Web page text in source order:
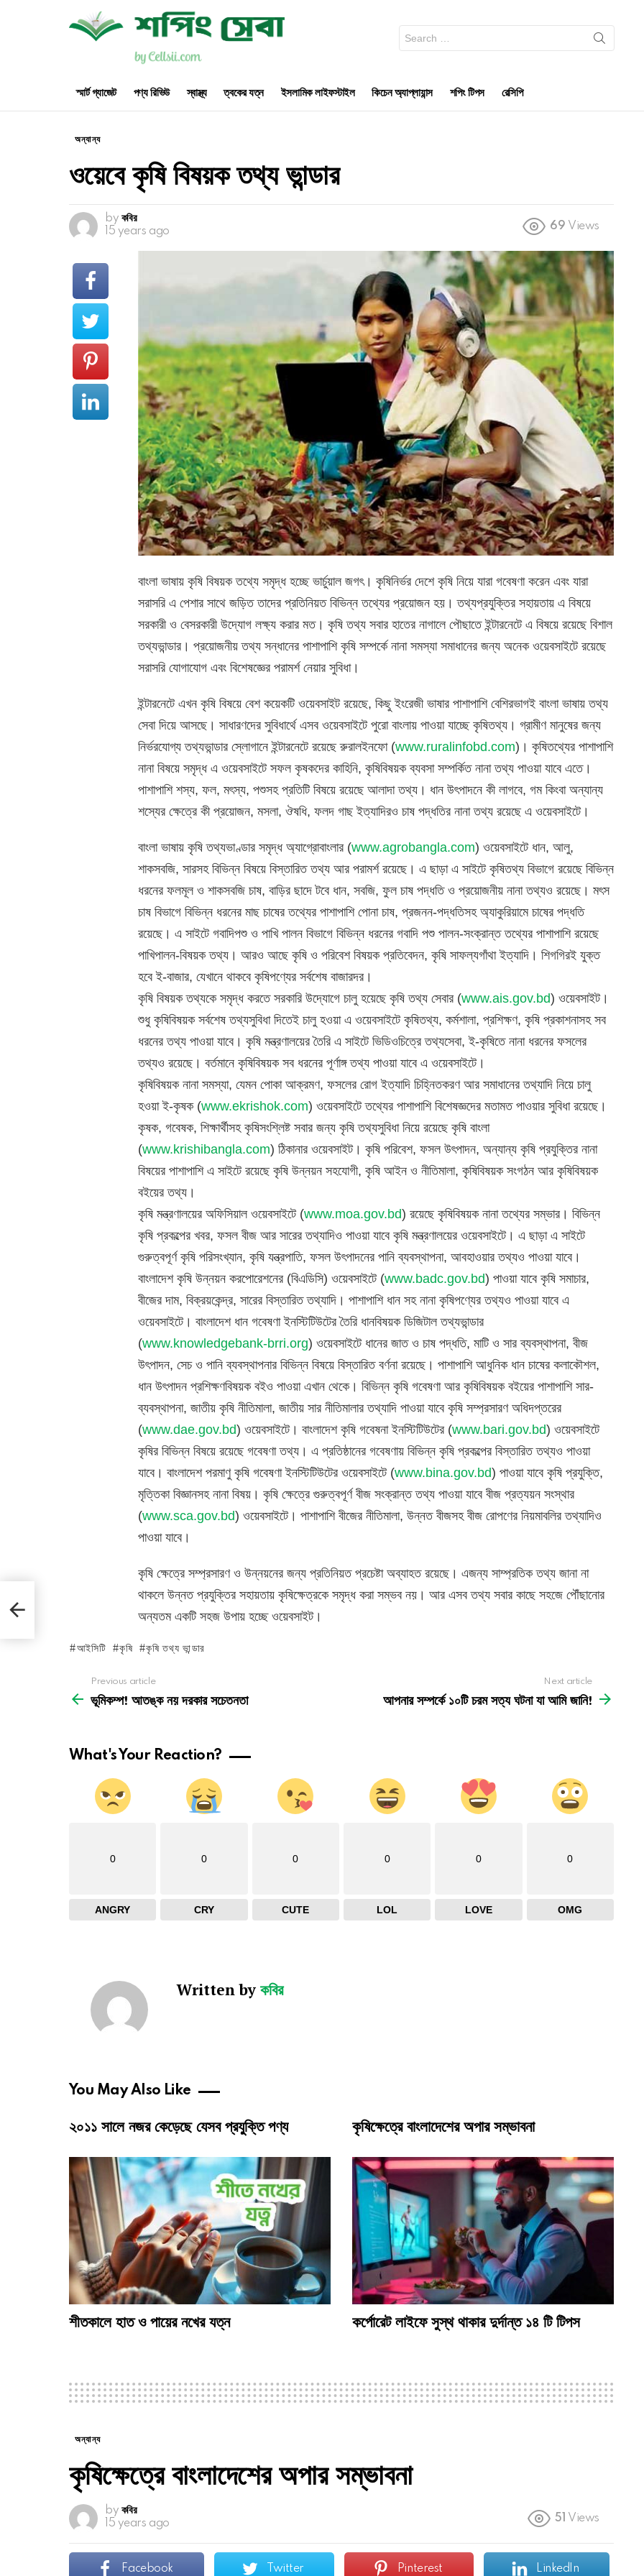
for:
স্মার্ট গ্যাজেট পণ্য রিভিউ স্বাস্থ্য ত্বকের যত্ন ইসলামিক লাইফস্টাইল কিচেন অ্যাপ্লায়ান্স শপিং টিপস রেসিপি
অন্যান্য
ওয়েবে কৃষি বিষয়ক তথ্য ভান্ডার
by কবির
15 years ago
69 Views
বাংলা ভাষায় কৃষি বিষয়ক তথ্যে সমৃদ্ধ হচ্ছে ভার্চুয়াল জগৎ। কৃষিনির্ভর দেশে কৃষি নিয়ে যারা গবেষণা করেন এবং যারা
সরাসরি এ পেশার সাথে জড়িত তাদের প্রতিনিয়ত বিভিন্ন তথ্যের প্রয়োজন হয়। তথ্যপ্রযুক্তির সহায়তায় এ বিষয়ে
সরকারী ও বেসরকারী উদ্যোগ লক্ষ্য করার মত। কৃষি তথ্য সবার হাতের নাগালে পৌছাতে ইন্টারনেটে এ বিষয়ে রয়েছে বিশাল
তথ্যভান্ডার। প্রয়োজনীয় তথ্য সন্ধানের পাশাপাশি কৃষি সম্পর্কে নানা সমস্যা সমাধানের জন্য অনেক ওয়েবসাইটে রয়েছে
সরাসরি যোগাযোগ এবং বিশেষজ্ঞের পরামর্শ নেয়ার সুবিধা।
ইন্টারনেটে এখন কৃষি বিষয়ে বেশ কয়েকটি ওয়েবসাইট রয়েছে, কিছু ইংরেজী ভাষার পাশাপাশি বেশিরভাগই বাংলা ভাষায় তথ্য
সেবা দিয়ে আসছে। সাধারণদের সুবিধার্থে এসব ওয়েবসাইটে পুরো বাংলায় পাওয়া যাচ্ছে কৃষিতথ্য। গ্রামীণ মানুষের জন্য
নির্ভরযোগ্য তথ্যভান্ডার স্লোগানে ইন্টারনেটে রয়েছে রুরালইনফো (www.ruralinfobd.com)। কৃষিতথ্যের পাশাপাশি
নানা বিষয়ে সমৃদ্ধ এ ওয়েবসাইটে সফল কৃষকদের কাহিনি, কৃষিবিষয়ক ব্যবসা সম্পর্কিত নানা তথ্য পাওয়া যাবে এতে।
পাশাপাশি শস্য, ফল, মৎস্য, পশুসহ প্রতিটি বিষয়ে রয়েছে আলাদা তথ্য। ধান উৎপাদনে কী লাগবে, গম কিংবা অন্যান্য
শস্যের ক্ষেত্রে কী প্রয়োজন, মসলা, ঔষধি, ফলদ গাছ ইত্যাদিরও চাষ পদ্ধতির নানা তথ্য রয়েছে এ ওয়েবসাইটে।
বাংলা ভাষায় কৃষি তথ্যভাণ্ডার সমৃদ্ধ অ্যাগ্রোবাংলার (www.agrobangla.com) ওয়েবসাইটে ধান, আলু,
শাকসবজি, সারসহ বিভিন্ন বিষয়ে বিস্তারিত তথ্য আর পরামর্শ রয়েছে। এ ছাড়া এ সাইটে কৃষিতথ্য বিভাগে রয়েছে বিভিন্ন
ধরনের ফলমূল ও শাকসবজি চাষ, বাড়ির ছাদে টবে ধান, সবজি, ফুল চাষ পদ্ধতি ও প্রয়োজনীয় নানা তথ্যও রয়েছে। মৎস
চাষ বিভাগে বিভিন্ন ধরনের মাছ চাষের তথ্যের পাশাপাশি পোনা চাষ, প্রজনন-পদ্ধতিসহ অ্যাকুরিয়ামে চাষের পদ্ধতি
রয়েছে। এ সাইটে গবাদিপশু ও পাখি পালন বিভাগে বিভিন্ন ধরনের গবাদি পশু পালন-সংক্রান্ত তথ্যের পাশাপাশি রয়েছে
পাখিপালন-বিষয়ক তথ্য। আরও আছে কৃষি ও পরিবেশ বিষয়ক প্রতিবেদন, কৃষি সাফল্যগাঁথা ইত্যাদি। শিগগিরই যুক্ত
হবে ই-বাজার, যেখানে থাকবে কৃষিপণ্যের সর্বশেষ বাজারদর।
কৃষি বিষয়ক তথ্যকে সমৃদ্ধ করতে সরকারি উদ্যোগে চালু হয়েছে কৃষি তথ্য সেবার (www.ais.gov.bd) ওয়েবসাইট।
শুধু কৃষিবিষয়ক সর্বশেষ তথ্যসুবিধা দিতেই চালু হওয়া এ ওয়েবসাইটে কৃষিতথ্য, কর্মশালা, প্রশিক্ষণ, কৃষি প্রকাশনাসহ সব
ধরনের তথ্য পাওয়া যাবে। কৃষি মন্ত্রণালয়ের তৈরি এ সাইটে ভিডিওচিত্রে তথ্যসেবা, ই-কৃষিতে নানা ধরনের ফসলের
তথ্যও রয়েছে। বর্তমানে কৃষিবিষয়ক সব ধরনের পূর্ণাঙ্গ তথ্য পাওয়া যাবে এ ওয়েবসাইটে।
কৃষিবিষয়ক নানা সমস্যা, যেমন পোকা আক্রমণ, ফসলের রোগ ইত্যাদি চিহ্নিতকরণ আর সমাধানের তথ্যাদি নিয়ে চালু
হওয়া ই-কৃষক (www.ekrishok.com) ওয়েবসাইটে তথ্যের পাশাপাশি বিশেষজ্ঞদের মতামত পাওয়ার সুবিধা রয়েছে।
কৃষক, গবেষক, শিক্ষার্থীসহ কৃষিসংশ্লিষ্ট সবার জন্য কৃষি তথ্যসুবিধা নিয়ে রয়েছে কৃষি বাংলা
(www.krishibangla.com) ঠিকানার ওয়েবসাইট। কৃষি পরিবেশ, ফসল উৎপাদন, অন্যান্য কৃষি প্রযুক্তির নানা
বিষয়ের পাশাপাশি এ সাইটে রয়েছে কৃষি উন্নয়ন সহযোগী, কৃষি আইন ও নীতিমালা, কৃষিবিষয়ক সংগঠন আর কৃষিবিষয়ক
বইয়ের তথ্য।
কৃষি মন্ত্রণালয়ের অফিসিয়াল ওয়েবসাইটে (www.moa.gov.bd) রয়েছে কৃষিবিষয়ক নানা তথ্যের সম্ভার। বিভিন্ন
কৃষি প্রকল্পের খবর, ফসল বীজ আর সারের তথ্যাদিও পাওয়া যাবে কৃষি মন্ত্রণালয়ের ওয়েবসাইটে। এ ছাড়া এ সাইটে
গুরুত্বপূর্ণ কৃষি পরিসংখ্যান, কৃষি যন্ত্রপাতি, ফসল উৎপাদনের পানি ব্যবস্থাপনা, আবহাওয়ার তথ্যও পাওয়া যাবে।
বাংলাদেশ কৃষি উন্নয়ন করপোরেশনের (বিএডিসি) ওয়েবসাইটে (www.badc.gov.bd) পাওয়া যাবে কৃষি সমাচার,
বীজের দাম, বিক্রয়কেন্দ্র, সারের বিস্তারিত তথ্যাদি। পাশাপাশি ধান সহ নানা কৃষিপণ্যের তথ্যও পাওয়া যাবে এ
ওয়েবসাইটে। বাংলাদেশ ধান গবেষণা ইনস্টিটিউটের তৈরি ধানবিষয়ক ডিজিটাল তথ্যভান্ডার
(www.knowledgebank-brri.org) ওয়েবসাইটে ধানের জাত ও চাষ পদ্ধতি, মাটি ও সার ব্যবস্থাপনা, বীজ
উৎপাদন, সেচ ও পানি ব্যবস্থাপনার বিভিন্ন বিষয়ে বিস্তারিত বর্ণনা রয়েছে। পাশাপাশি আধুনিক ধান চাষের কলাকৌশল,
ধান উৎপাদন প্রশিক্ষণবিষয়ক বইও পাওয়া এখান থেকে। বিভিন্ন কৃষি গবেষণা আর কৃষিবিষয়ক বইয়ের পাশাপাশি সার-
ব্যবস্থাপনা, জাতীয় কৃষি নীতিমালা, জাতীয় সার নীতিমালার তথ্যাদি পাওয়া যাবে কৃষি সম্প্রসারণ অধিদপ্তরের
(www.dae.gov.bd) ওয়েবসাইটে। বাংলাদেশ কৃষি গবেষনা ইনস্টিটিউটের (www.bari.gov.bd) ওয়েবসাইটে
কৃষির বিভিন্ন বিষয়ে রয়েছে গবেষণা তথ্য। এ প্রতিষ্ঠানের গবেষণায় বিভিন্ন কৃষি প্রকল্পের বিস্তারিত তথ্যও পাওয়া
যাবে। বাংলাদেশ পরমাণু কৃষি গবেষণা ইনস্টিটিউটের ওয়েবসাইটে (www.bina.gov.bd) পাওয়া যাবে কৃষি প্রযুক্তি,
মৃত্তিকা বিজ্ঞানসহ নানা বিষয়। কৃষি ক্ষেত্রে গুরুত্বপূর্ণ বীজ সংক্রান্ত তথ্য পাওয়া যাবে বীজ প্রত্যয়ন সংস্থার
(www.sca.gov.bd) ওয়েবসাইটে। পাশাপাশি বীজের নীতিমালা, উন্নত বীজসহ বীজ রোপণের নিয়মাবলির তথ্যাদিও
পাওয়া যাবে।
কৃষি ক্ষেত্রে সম্প্রসারণ ও উন্নয়নের জন্য প্রতিনিয়ত প্রচেষ্টা অব্যাহত রয়েছে। এজন্য সাম্প্রতিক তথ্য জানা না
থাকলে উন্নত প্রযুক্তির সহায়তায় কৃষিক্ষেত্রকে সমৃদ্ধ করা সম্ভব নয়। আর এসব তথ্য সবার কাছে সহজে পৌঁছানোর
অন্যতম একটি সহজ উপায় হচ্ছে ওয়েবসাইট।
আইসিটি কৃষি কৃষি তথ্য ভান্ডার
more
Previous article
ভূমিকম্প! আতঙ্ক নয় দরকার সচেতনতা
Next article
আপনার সম্পর্কে ১০টি চরম সত্য ঘটনা যা আমি জানি!
What's Your Reaction?
0
ANGRY
0
CRY
0
CUTE
0
LOL
0
LOVE
0
OMG
Written by কবির
You May Also Like
২০১১ সালে নজর কেড়েছে যেসব প্রযু্ক্তি পণ্য কৃষিক্ষেত্রে বাংলাদেশের অপার সম্ভাবনা
শীতকালে হাত ও পায়ের নখের যত্ন কর্পোরেট লাইফে সুস্থ থাকার দুর্দান্ত ১৪ টি টিপস
অন্যান্য
কৃষিক্ষেত্রে বাংলাদেশের অপার সম্ভাবনা
by কবির
15 years ago
51 Views
Facebook Twitter Pinterest LinkedIn